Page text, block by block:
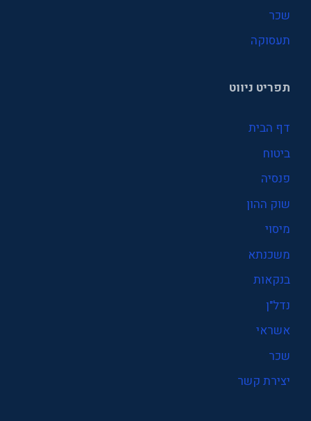
שכר
תעסוקה
תפריט ניווט
דף הבית
ביטוח
פנסיה
שוק ההון
מיסוי
משכנתא
בנקאות
נדל"ן
אשראי
שכר
יצירת קשר